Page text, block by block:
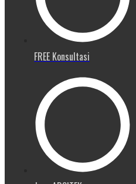
FREE Konsultasi